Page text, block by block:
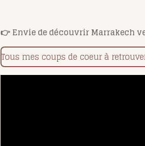
👉 Envie de découvrir Marrakech
Tous mes coups de coeur à